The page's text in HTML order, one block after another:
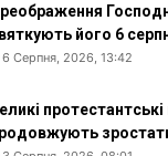
його 6
6 Серпня, 2026, 13:42